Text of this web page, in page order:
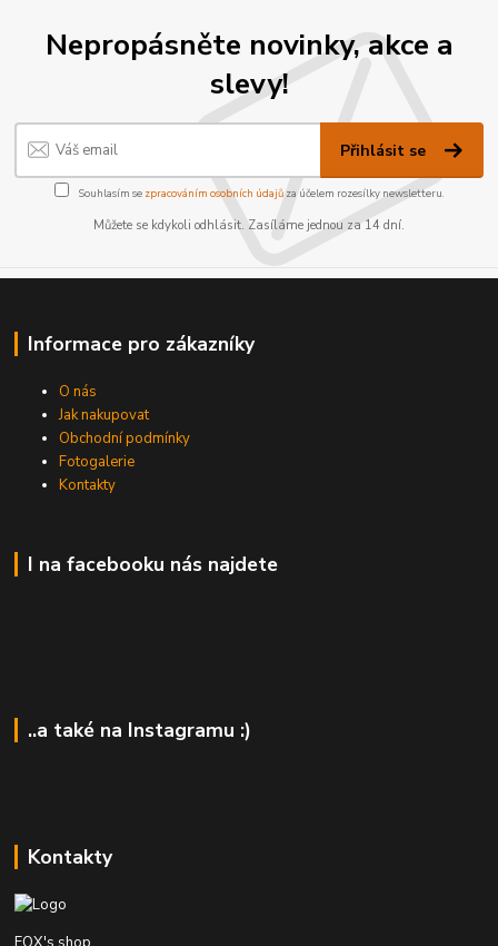
Nepropásněte novinky, akce a
slevy!
Přihlásit se
Souhlasím se zpracováním osobních údajůza účelem rozesílky newsletteru.
Můžete se kdykoli odhlásit. Zasíláme jednou za 14 dní.
Informace pro zákazníky
O nás
Jak nakupovat
Obchodní podmínky
Fotogalerie
Kontakty
I na facebooku nás najdete
..a také na Instagramu :)
Kontakty